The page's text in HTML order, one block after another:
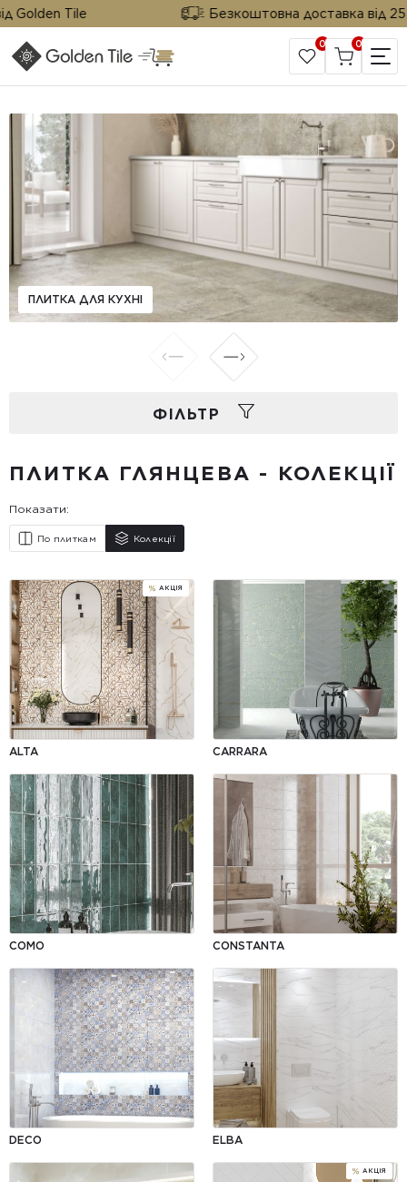
Tile Безкоштовна доставка від 25 м²
САЙТ КОМПАНІЇ
0 0
ПЛИТКА ДЛЯ КУХНІ
ФIЛЬТР
ПЛИТКА ГЛЯНЦЕВА - КОЛЕКЦІЇ
Показати:
По плиткам Колекції
АКЦІЯ
ALTA CARRARA
COMO CONSTANTA
DECO ELBA